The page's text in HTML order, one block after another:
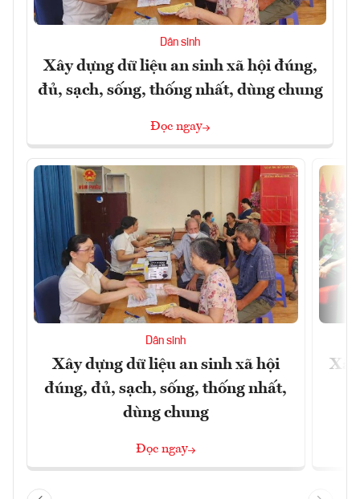
Dân sinh
Xây dựng dữ liệu an sinh xã hội đúng,
đủ, sạch, sống, thống nhất, dùng chung
Đọc ngay
Dân sinh
Xây dựng dữ liệu an sinh xã hội
đúng, đủ, sạch, sống, thống nhất,
dùng chung
Đọc ngay